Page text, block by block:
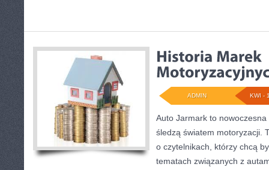
KWI -
ADMIN
Auto Jarmark to
śledzą światem motoryzacji.
o czytelnikach, którzy chcą
tematach związanych z